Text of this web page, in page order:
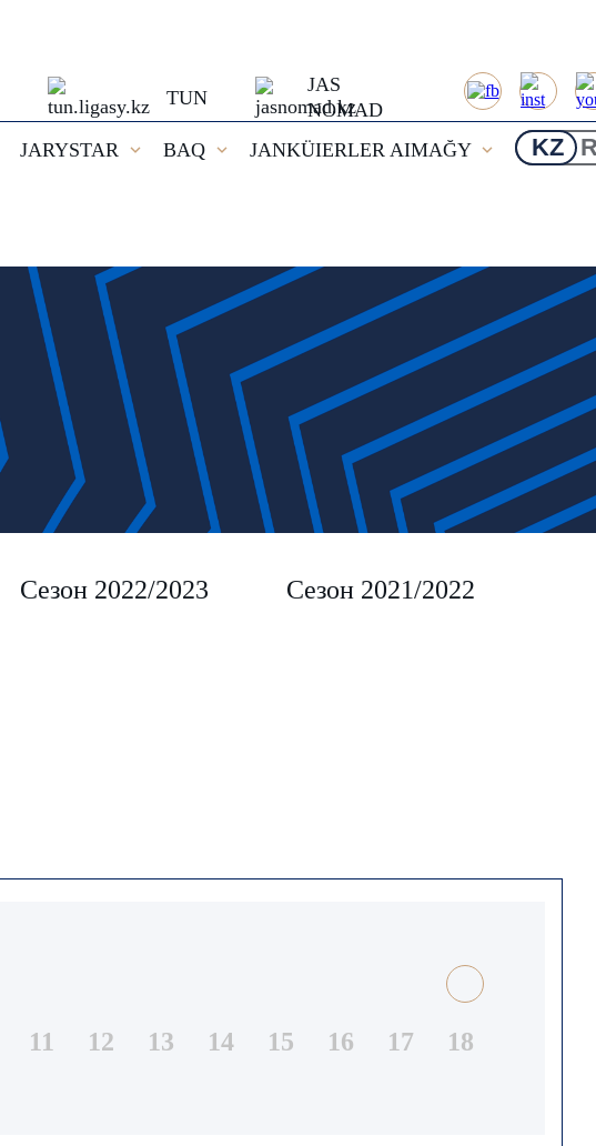
TUN
JAS
NOMAD
JARYSTAR BAQ JANKÜIERLER AIMAĞY KZ
Сезон 2022/2023 Сезон 2021/2022
11 12 13 14 15 16 17
18